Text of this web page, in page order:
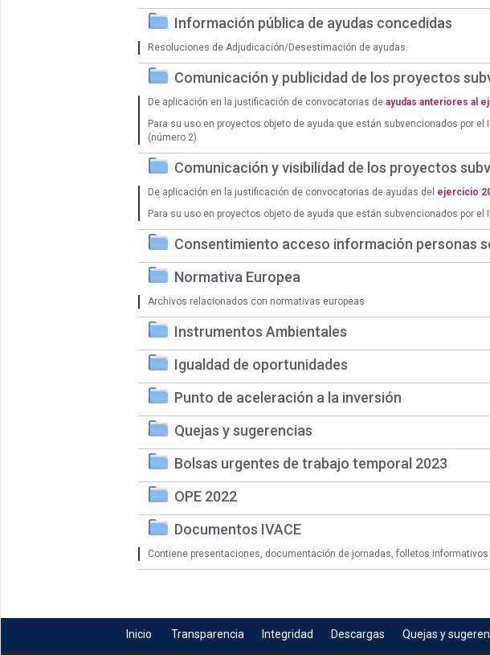
Información pública de ayudas concedidas
Resoluciones de Adjudicación/Desestimación de ayudas.
Comunicación y publicidad de los proyectos
De aplicación en la justificación de convocatorias de ayudas anteriores al
Para su uso en proyectos objeto de ayuda que están subvencionados por el
(número 2)
Comunicación y visibilidad de los proyectos
De aplicación en la justificación de convocatorias de ayudas del ejercicio
Para su uso en proyectos objeto de ayuda que están subvencionados por
Consentimiento acceso información personas
Normativa Europea
Archivos relacionados con normativas europeas
Instrumentos Ambientales
Igualdad de oportunidades
Punto de aceleración a la inversión
Quejas y sugerencias
Bolsas urgentes de trabajo temporal 2023
OPE 2022
Documentos IVACE
Contiene presentaciones, documentación de jornadas, folletos
Inicio Transparencia Integridad Descargas Quejas y